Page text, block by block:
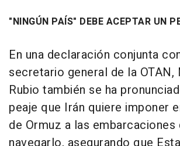
"NINGÚN PAÍS" DEBE ACEPTAR UN
En una declaración conjunta
secretario general de la OTAN,
Rubio también se ha
peaje que Irán quiere imponer
de Ormuz a las embarcaciones